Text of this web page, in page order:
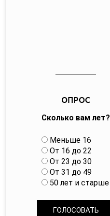
ОПРОС
Сколько вам лет?
В
а
р
и
а
Меньше 16
От 16 до 22
От 23 до 30
От 31 до 49
50 лет и старше